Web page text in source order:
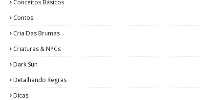
Conceitos Básicos
Contos
Cria Das Brumas
Criaturas & NPCs
Dark Sun
Detalhando Regras
Dicas